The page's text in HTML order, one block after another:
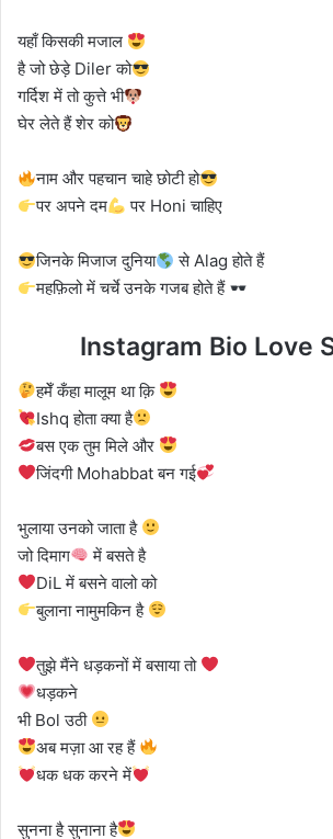
यहाँ किसकी मजाल
है जो छेड़े Diler को
गर्दिश में तो कुत्ते भी
घेर लेते हैं शेर को
नाम और पहचान चाहे छोटी हो
पर अपने दम
पर Honi चाहिए
जिनके मिजाज दुनिया
से Alag होते हैं
महफ़िलो में चर्चे उनके गजब होते हैं
Instagram Bio Love
हमेँ कँहा मालूम था क़ि
Ishq होता क्या है
बस एक तुम मिले और
जिंदगी Mohabbat बन गई
भुलाया उनको जाता है
जो दिमाग
में बसते है
DiL में बसने वालो को
बुलाना नामुमकिन है
तुझे मैंने धड़कनों में बसाया तो
धड़कने
भी Bol उठी
अब मज़ा आ रह हैं
धक धक करने में
सुनना है सुनाना है